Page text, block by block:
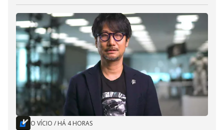
O VÍCIO / HÁ 4 HORAS